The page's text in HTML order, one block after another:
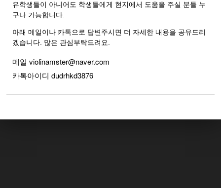
유학생들이 아니어도 학생들에게 현지에서 도움을 주실 분들 누
구나 가능합니다.
아래 메일이나 카톡으로 답변주시면 더 자세한 내용을 공유드리
겠습니다. 많은 관심부탁드려요.
메일 violinamster@naver.com
카톡아이디dudrhkd3876